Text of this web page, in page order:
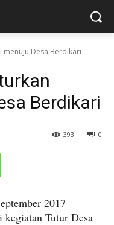
menuju Desa Berdikari
Berdikari
0
393
2017
Tutur Desa